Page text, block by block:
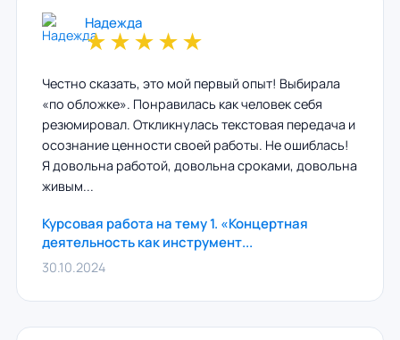
Надежда
★★★★★
Честно сказать, это мой первый опыт! Выбирала
«по обложке». Понравилась как человек себя
резюмировал. Откликнулась текстовая передача и
осознание ценности своей работы. Не ошиблась!
Я довольна работой, довольна сроками, довольна
живым...
Курсовая работа на тему 1. «Концертная
деятельность как инструмент...
30.10.2024